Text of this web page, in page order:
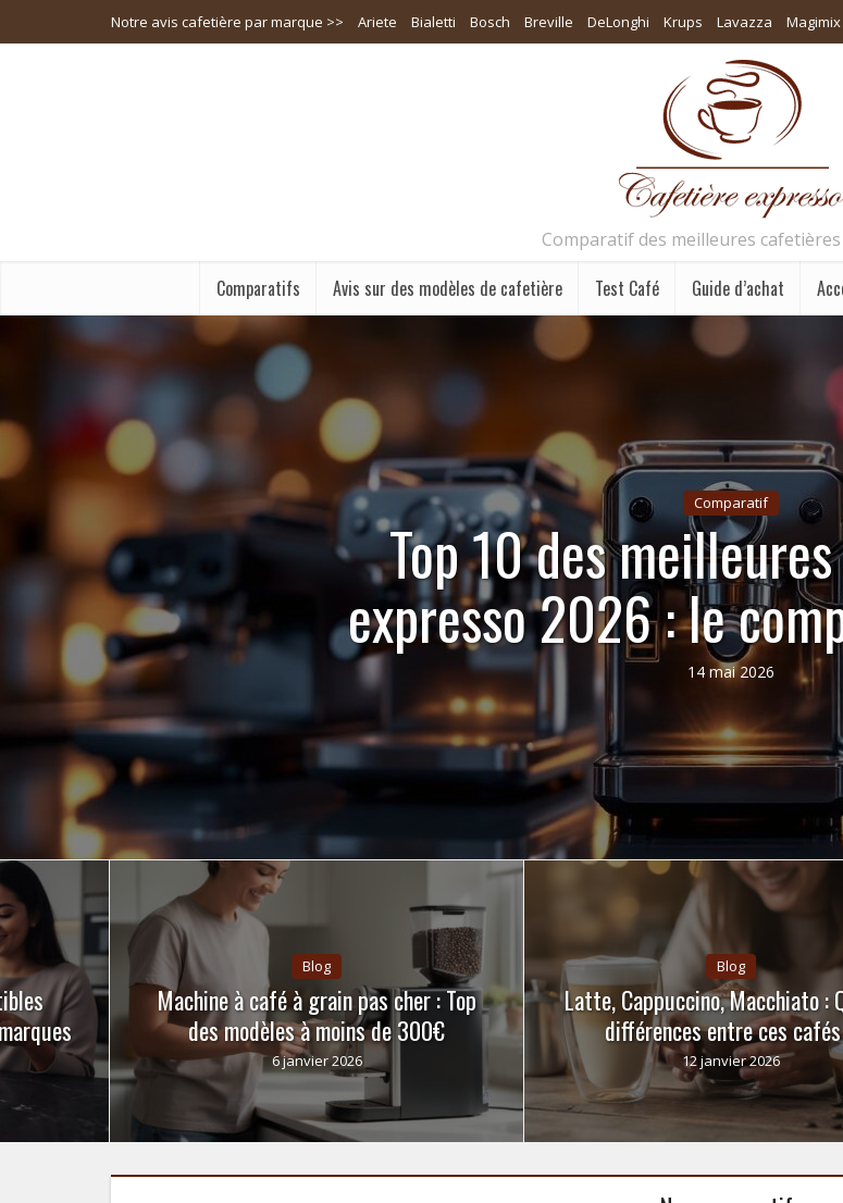
Notre avis cafetière par marque >> Ariete Bialetti Bosch Breville DeLonghi Krups Lavazza Magimix
Comparatif des meilleures
Comparatifs Avis sur des modèles de cafetière Test Café Guide d’achat
Comparatif
Top 10 des
expresso 2026 : le
14 mai 2026
Blog
Machine à café à grain pas cher : Top
des modèles à moins de 300€
6 janvier 2026
Blog
Latte, Cappuccino, Macchiato :
différences entre ces
12 janvier 2026